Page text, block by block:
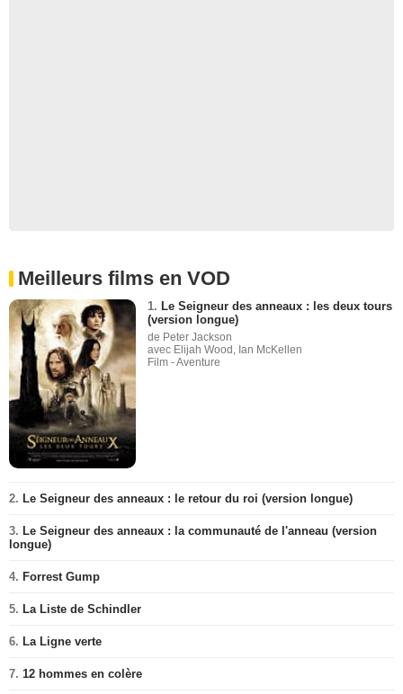
Meilleurs films en VOD
1. Le Seigneur des anneaux : les deux tours
(version longue)
de Peter Jackson
avec Elijah Wood, Ian McKellen
Film - Aventure
2. Le Seigneur des anneaux : le retour du roi (version longue)
3. Le Seigneur des anneaux : la communauté de l'anneau (version
longue)
4. Forrest Gump
5. La Liste de Schindler
6. La Ligne verte
7. 12 hommes en colère